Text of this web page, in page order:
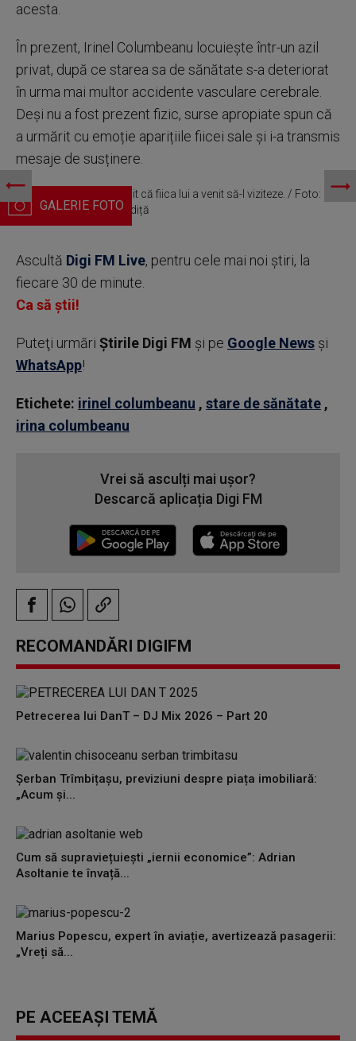
acesta.
În prezent, Irinel Columbeanu locuiește într-un azil
privat, după ce starea sa de sănătate s-a deteriorat
în urma mai multor accidente vasculare cerebrale.
Deși nu a fost prezent fizic, surse apropiate spun că
a urmărit cu emoție aparițiile fiicei sale și i-a transmis
mesaje de susținere.
Irinel Columbeanu, fericit că fiica lui a venit să-l viziteze. / Foto:
captură video Fiță cu Adiță
Ascultă Digi FM Live, pentru cele mai noi știri, la
fiecare 30 de minute.
Ca să știi!
Puteţi urmări Știrile Digi FM şi pe Google News şi
WhatsApp!
Etichete: irinel columbeanu , stare de sănătate ,
irina columbeanu
Vrei să asculți mai ușor?
Descarcă aplicația Digi FM
RECOMANDĂRI DIGIFM
Petrecerea lui DanT – DJ Mix 2026 – Part 20
Șerban Trîmbițașu, previziuni despre piața imobiliară:
„Acum și...
Cum să supraviețuiești „iernii economice”: Adrian
Asoltanie te învață...
Marius Popescu, expert în aviație, avertizează pasagerii:
„Vreți să...
PE ACEEAȘI TEMĂ